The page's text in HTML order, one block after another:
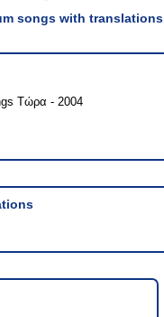
songs with translations